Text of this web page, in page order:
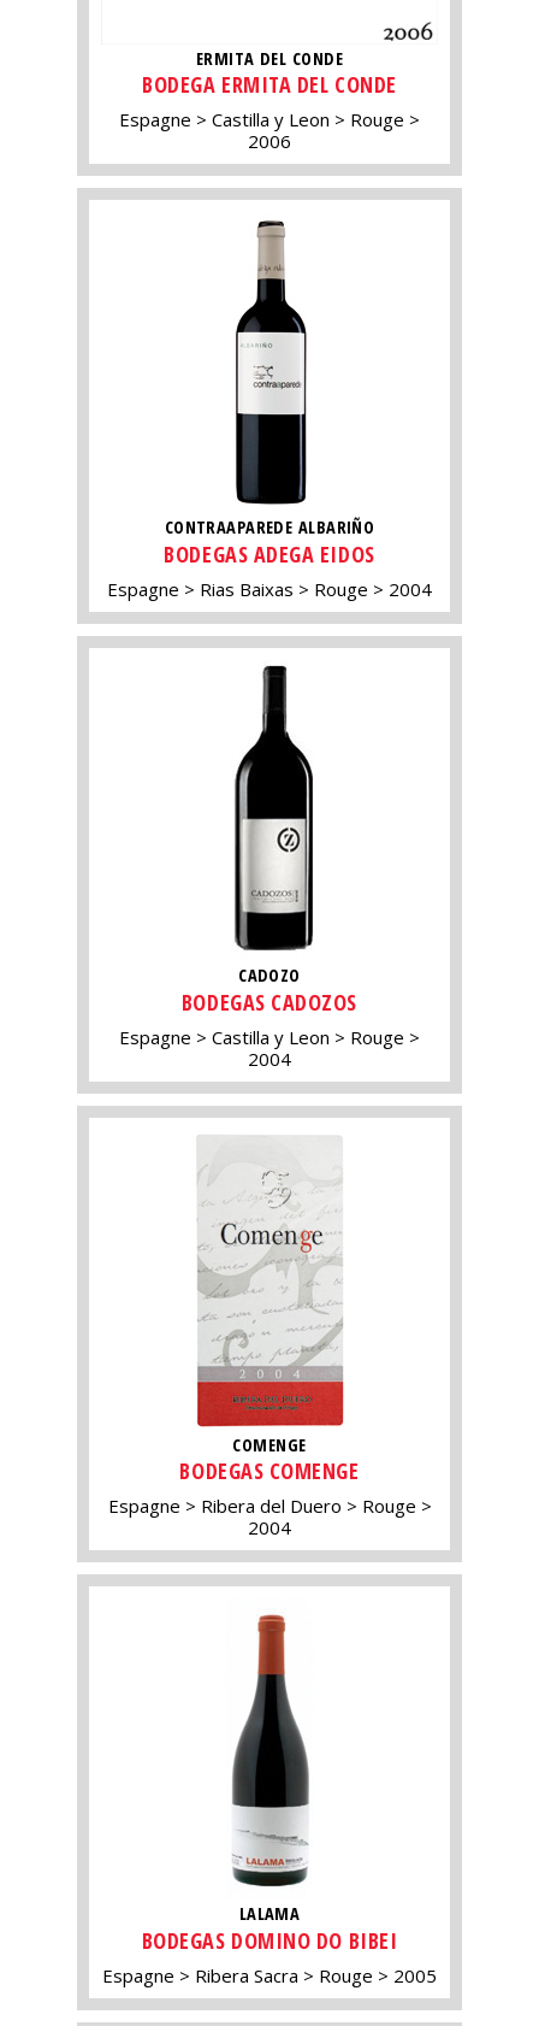
ERMITA DEL CONDE
BODEGA ERMITA DEL CONDE
Espagne Castilla y Leon
Rouge
2006
CONTRAAPAREDE ALBARIÑO
BODEGAS ADEGA EIDOS
Espagne Rias Baixas Rouge 2004
CADOZO
BODEGAS CADOZOS
Espagne Castilla y Leon
Rouge
2004
COMENGE
BODEGAS COMENGE
Espagne Ribera del Duero
Rouge
2004
LALAMA
BODEGAS DOMINO DO BIBEI
Espagne Ribera Sacra Rouge 2005